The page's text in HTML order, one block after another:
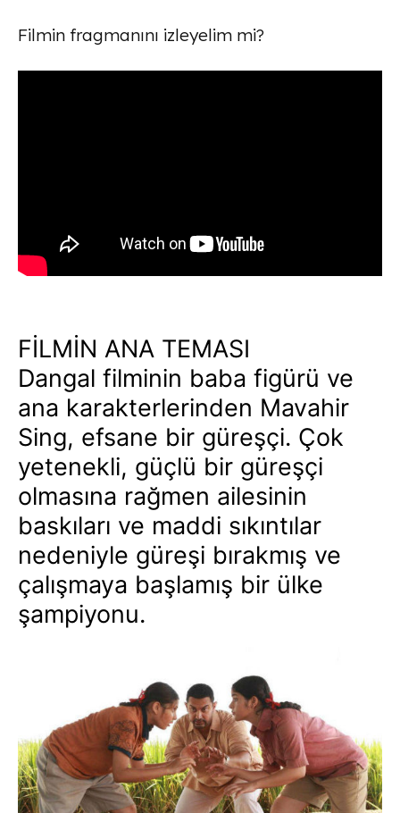
Filmin fragmanını izleyelim mi?
FİLMİN ANA TEMASI
Dangal filminin baba figürü ve
ana karakterlerinden Mavahir
Sing, efsane bir güreşçi. Çok
yetenekli, güçlü bir güreşçi
olmasına rağmen ailesinin
baskıları ve maddi sıkıntılar
nedeniyle güreşi bırakmış ve
çalışmaya başlamış bir ülke
şampiyonu.